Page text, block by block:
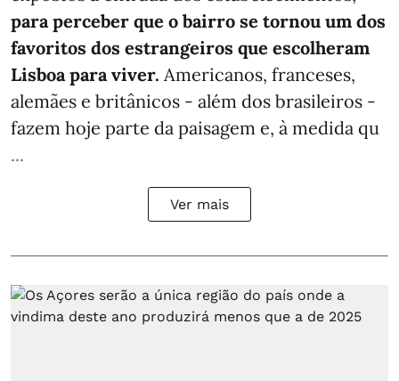
para perceber que o bairro se tornou um dos
favoritos dos estrangeiros que escolheram
Lisboa para viver. Americanos, franceses,
alemães e britânicos - além dos brasileiros -
fazem hoje parte da paisagem e, à medida qu
...
Ver mais